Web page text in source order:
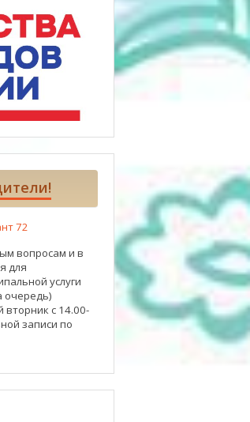
72
вопросам и в
для
услуги
очередь)
вторник с 14.00-
записи по